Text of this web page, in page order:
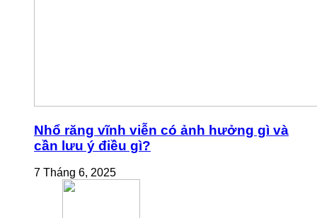
Nhổ răng vĩnh viễn có ảnh hưởng gì và
cần lưu ý điều gì?
7 Tháng 6, 2025